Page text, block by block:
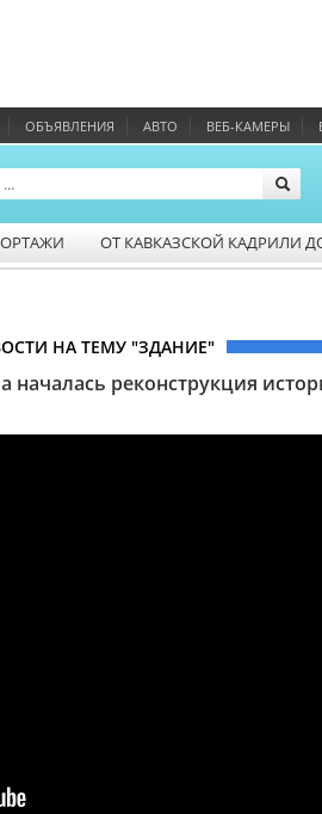
ОБЪЯВЛЕНИЯ АВТО ВЕБ-КАМЕРЫ
ОТ КАВКАЗСКОЙ КАДРИЛИ
НА ТЕМУ "ЗДАНИЕ"
началась реконструкция